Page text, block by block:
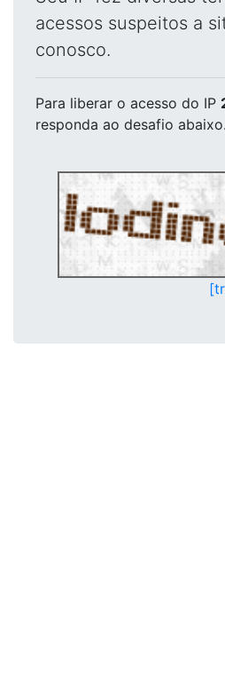
acessos suspeitos a
conosco.
Para liberar o acesso do IP
responda ao desafio abaixo.